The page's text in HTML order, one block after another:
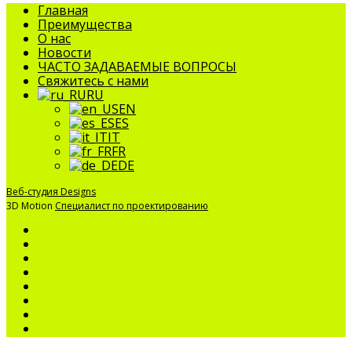
Закрыть
меню
Главная
Преимущества
О нас
Новости
ЧАСТО ЗАДАВАЕМЫЕ ВОПРОСЫ
Свяжитесь с нами
RU
EN
ES
IT
FR
DE
Веб-студия Designs
3D Motion Специалист по проектированию